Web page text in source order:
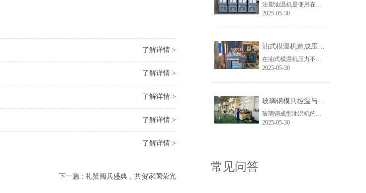
了解详情 >
了解详情 >
了解详情 >
了解详情 >
了解详情 >
下一篇 : 礼赞阅兵盛典，共贺家国荣光​
​注塑油温机是使用在注塑成型行业的控温辅机设备，控温原理是很多客户知道较少，小编对这问题请教了专业技术人员，从组成部分和工作原理两方面来总结。
2025-05-30
在油式模温机压力不稳定的情况下，先停止加热，排查压力不稳定的因素。1排除管道内空气，2选择合适的导热油，3排除油温机里面的水；养护模温机冷水机找久阳机械。
2025-05-30
玻璃钢模具控温与模压成型油温机之间的作用和特点
玻璃钢成型油温机的主要用途是加热、恒温和降温，具有完整的操作控制和安全监控装置，可以精确控制工作温度，保证正常玻璃钢成型生产过程。在这期间要设定油温机的温度、控制加热时间，通过对模具内的模压料属性进行控温操作...
2025-05-30
常见问答